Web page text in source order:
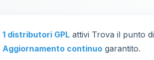
1 distributori GPL attivi Trova il punto di
Aggiornamento continuo garantito.